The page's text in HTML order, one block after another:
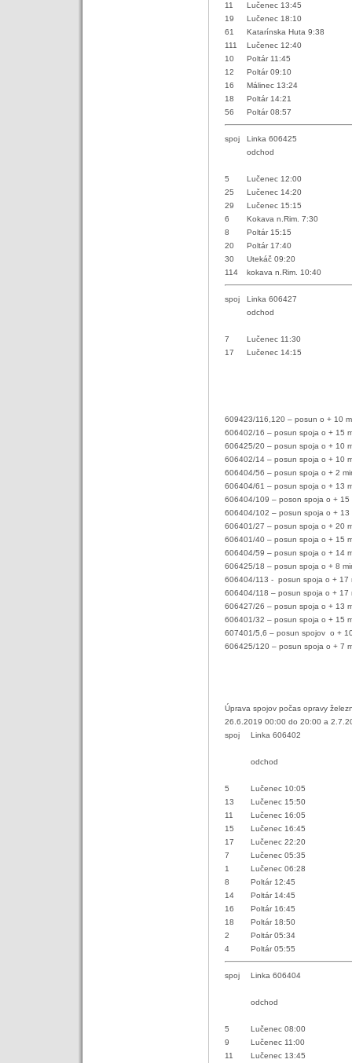
11
Lučenec 13:45
19
Lučenec 18:10
61
Katarínska Huta 9:38
111
Lučenec 12:40
10
Poltár 11:45
12
Poltár 09:10
16
Málinec 13:24
18
Poltár 14:21
56
Poltár 08:57
spoj
Linka 606425
odchod
5
Lučenec 12:00
25
Lučenec 14:20
29
Lučenec 15:15
6
Kokava n.Rim. 7:30
8
Poltár 15:15
20
Poltár 17:40
30
Utekáč 09:20
114
kokava n.Rim. 10:40
spoj
Linka 606427
odchod
7
Lučenec 11:30
17
Lučenec 14:15
609423/116,120 – posun o + 10
606402/16 – posun spoja o + 15
606425/20 – posun spoja o + 10
606402/14 – posun spoja o + 10
606404/56 – posun spoja o + 2
606404/61 – posun spoja o + 13
606404/109 – poson spoja o + 15
606404/102 – posun spoja o + 13
606401/27 – posun spoja o + 20
606401/40 – posun spoja o + 15
606404/59 – posun spoja o + 14
606425/18 – posun spoja o + 8
606404/113 - posun spoja o + 17
606404/118 – posun spoja o + 17
606427/26 – posun spoja o + 13
606401/32 – posun spoja o + 15
607401/5,6 – posun spojov o +
606425/120 – posun spoja o + 7
Úprava spojov počas opravy
26.6.2019 00:00 do 20:00 a
spoj
Linka 606402
odchod
5
Lučenec 10:05
13
Lučenec 15:50
11
Lučenec 16:05
15
Lučenec 16:45
17
Lučenec 22:20
7
Lučenec 05:35
1
Lučenec 06:28
8
Poltár 12:45
14
Poltár 14:45
16
Poltár 16:45
18
Poltár 18:50
2
Poltár 05:34
4
Poltár 05:55
spoj Linka 606404
odchod
5
Lučenec 08:00
9
Lučenec 11:00
11
Lučenec 13:45